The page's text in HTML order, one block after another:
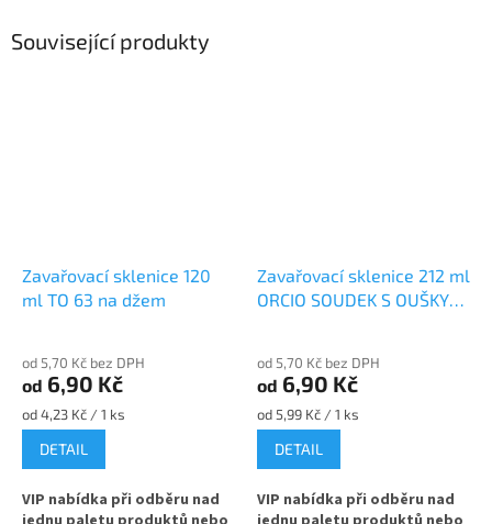
Související produkty
Zavařovací sklenice 120
ml TO 63 na džem
od 5,70 Kč bez DPH
od 6,90 Kč
Měrná
cena:
od 4,23 Kč / 1 ks
DETAIL
VIP nabídka při odběru nad
Zavařovací sklenice 212 ml
ORCIO SOUDEK S OUŠKY
od 5,70 Kč bez DPH
od 6,90 Kč
Měrná
cena:
od 5,99 Kč / 1 ks
DETAIL
VIP nabídka při odběru nad